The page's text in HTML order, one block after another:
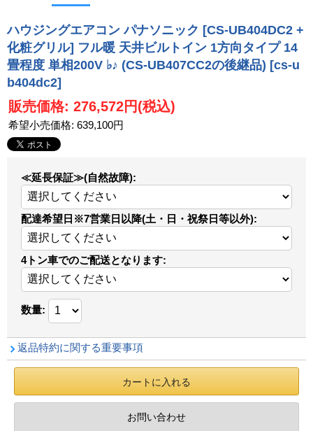
ハウジングエアコン パナソニック [CS-UB404DC2 +
化粧グリル] フル暖 天井ビルトイン 1方向タイプ 14
畳程度 単相200V ♭♪ (CS-UB407CC2の後継品) [cs-u
b404dc2]
販売価格: 276,572円(税込)
希望小売価格: 639,100円
≪延長保証≫(自然故障):
配達希望日※7営業日以降(土・日・祝祭日等以外):
4トン車でのご配送となります:
数量:
返品特約に関する重要事項